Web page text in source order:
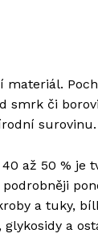
či
surovinu.
až 50 %
a tuky,
a